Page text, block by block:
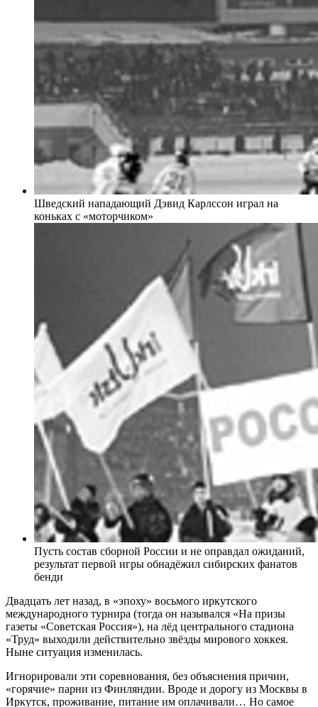
Шведский нападающий Дэвид Карлссон играл на
коньках с «моторчиком»
Пусть состав сборной России и не оправдал ожиданий,
результат первой игры обнадёжил сибирских фанатов
бенди
Двадцать лет назад, в «эпоху» восьмого иркутского
международного турнира (тогда он назывался «На призы
газеты «Советская Россия»), на лёд центрального стадиона
«Труд» выходили действительно звёзды мирового хоккея.
Ныне ситуация изменилась.
Игнорировали эти соревнования, без объяснения причин,
«горячие» парни из Финляндии. Вроде и дорогу из Москвы в
Иркутск, проживание, питание им оплачивали… Но самое